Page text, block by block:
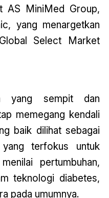
AS MiniMed Group,
yang menargetkan
Select Market
yang sempit dan
memegang kendali
baik dilihat sebagai
terfokus untuk
pertumbuhan,
teknologi diabetes,
pada umumnya.